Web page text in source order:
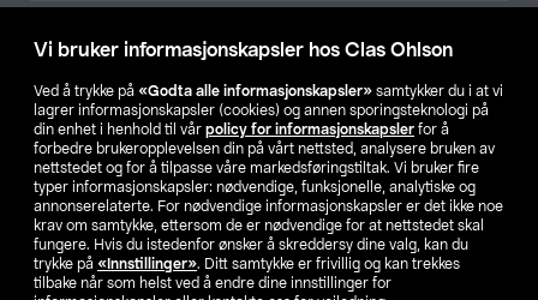
Vi bruker informasjonskapsler hos Clas Ohlson
Ved å trykke på «Godta alle informasjonskapsler» samtykker du i at vi
lagrer informasjonskapsler (cookies) og annen sporingsteknologi på
din enhet i henhold til vår policy for informasjonskapsler for å
forbedre brukeropplevelsen din på vårt nettsted, analysere bruken av
nettstedet og for å tilpasse våre markedsføringstiltak. Vi bruker fire
typer informasjonskapsler: nødvendige, funksjonelle, analytiske og
annonserelaterte. For nødvendige informasjonskapsler er det ikke noe
krav om samtykke, ettersom de er nødvendige for at nettstedet skal
fungere. Hvis du istedenfor ønsker å skreddersy dine valg, kan du
trykke på «Innstillinger». Ditt samtykke er frivillig og kan trekkes
tilbake når som helst ved å endre dine innstillinger for
Våre selskaper
Finn din butikk
SE NO FI